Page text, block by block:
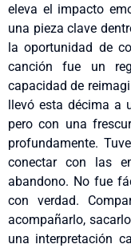
eleva el impacto
una pieza clave
la oportunidad de
canción fue un
capacidad de
llevó esta décima a
pero con una
profundamente.
conectar con las
abandono. No fue
con verdad.
acompañarlo,
una interpretación